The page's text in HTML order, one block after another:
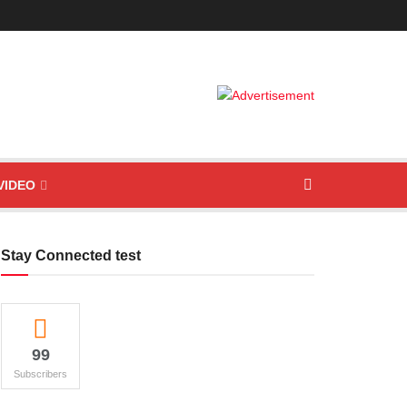
Stay Connected test
99
Subscribers